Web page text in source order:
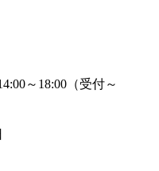
～18:00（受付～